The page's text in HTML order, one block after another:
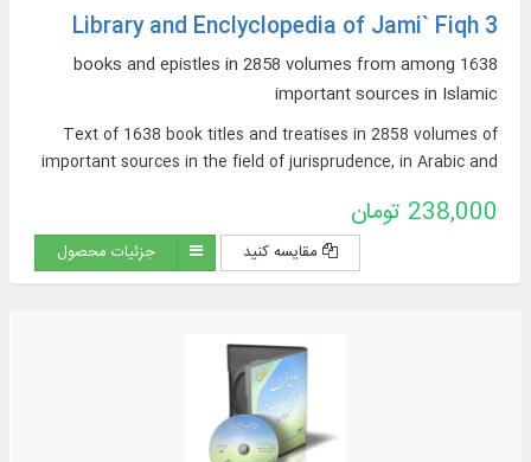
Library and Enclyclopedia of Jami` Fiqh 3
1638 books and epistles in 2858 volumes from among
important sources in Islamic
Text of 1638 book titles and treatises in 2858 volumes of
important sources in the field of jurisprudence, in Arabic and
narrative sources of jurisprudence, supplications and
pilgrimages, practical inquiries and treatises, Hajj rituals and
newly introduced issues, contemporary jurisprudence...
238,000 تومان
مقایسه کنید جزئیات محصول